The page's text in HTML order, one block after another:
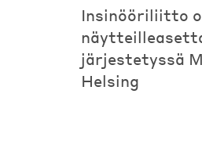
Insinööriliitto
järjestetyssä
Helsing